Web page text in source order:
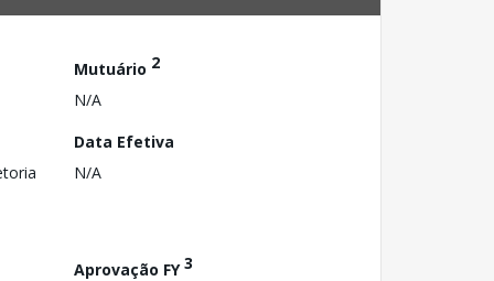
Mutuário 2
N/A
Data Efetiva
N/A
Aprovação FY3